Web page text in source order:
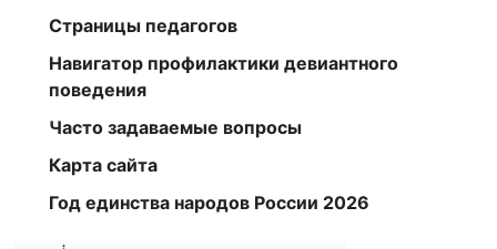
Страницы педагогов
Навигатор профилактики девиантного
поведения
Часто задаваемые вопросы
Карта сайта
Год единства народов России 2026